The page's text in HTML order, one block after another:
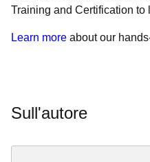
Training and Certification to
Learn more about our
Sull'autore